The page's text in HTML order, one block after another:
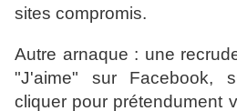
sites compromis.
Autre arnaque : une
"J'aime" sur Facebook,
cliquer pour prétendument